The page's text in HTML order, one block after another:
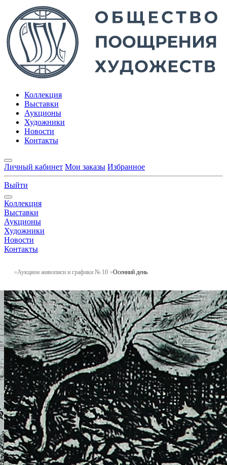
Коллекция
Выставки
Аукционы
Художники
Новости
Контакты
Личный кабинет Мои заказы Избранное
Выйти
Коллекция
Выставки
Аукционы
Художники
Новости
Контакты
Аукцион живописи и графики № 10 Осенний день